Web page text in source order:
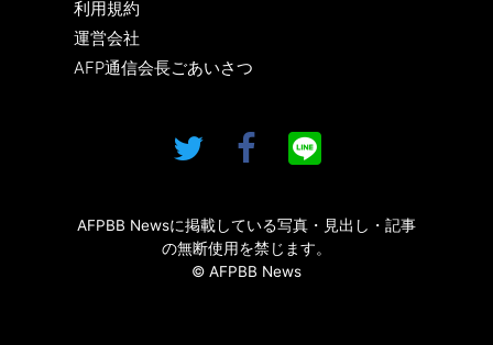
利用規約
運営会社
AFP通信会長ごあいさつ
AFPBB Newsに掲載している写真・見出し・記事
の無断使用を禁じます。
© AFPBB News